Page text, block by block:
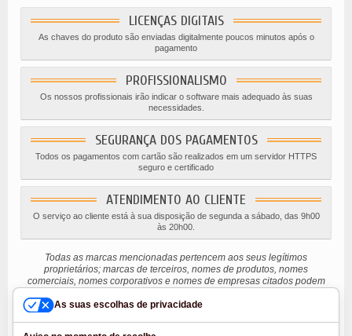
LICENÇAS DIGITAIS
As chaves do produto são enviadas digitalmente poucos minutos após o
pagamento
PROFISSIONALISMO
Os nossos profissionais irão indicar o software mais adequado às suas
necessidades.
SEGURANÇA DOS PAGAMENTOS
Todos os pagamentos com cartão são realizados em um servidor HTTPS
seguro e certificado
ATENDIMENTO AO CLIENTE
O serviço ao cliente está à sua disposição de segunda a sábado, das 9h00
às 20h00.
Todas as marcas mencionadas pertencem aos seus legítimos
proprietários; marcas de terceiros, nomes de produtos, nomes
comerciais, nomes corporativos e nomes de empresas citados podem
registradas de outras empresas e foram usados ​​para fins de explicação
e benefício do proprietário, sem implicar uma violação da lei de direitos
As suas escolhas de privacidade